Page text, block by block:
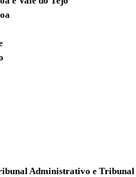
Administrativo e